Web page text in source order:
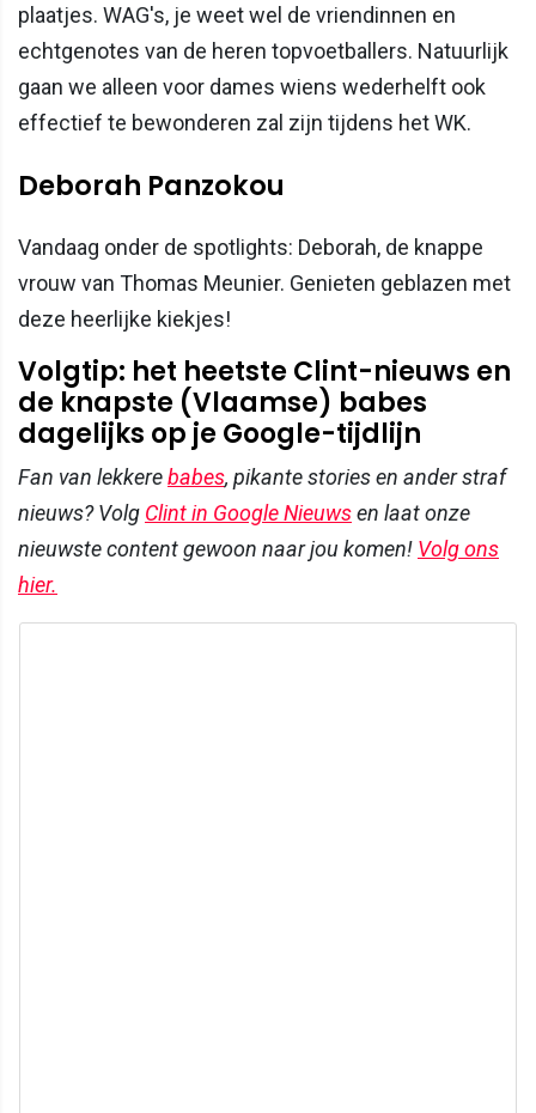
plaatjes. WAG's, je weet wel de vriendinnen en
echtgenotes van de heren topvoetballers. Natuurlijk
gaan we alleen voor dames wiens wederhelft ook
effectief te bewonderen zal zijn tijdens het WK.
Deborah Panzokou
Vandaag onder de spotlights: Deborah, de knappe
vrouw van Thomas Meunier. Genieten geblazen met
deze heerlijke kiekjes!
Volgtip: het heetste Clint-nieuws en
de knapste (Vlaamse) babes
dagelijks op je Google-tijdlijn
Fan van lekkerebabes, pikante stories en ander straf
nieuws? Volg Clint in Google Nieuwsen laat onze
nieuwste content gewoon naar jou komen! Volg ons
hier.